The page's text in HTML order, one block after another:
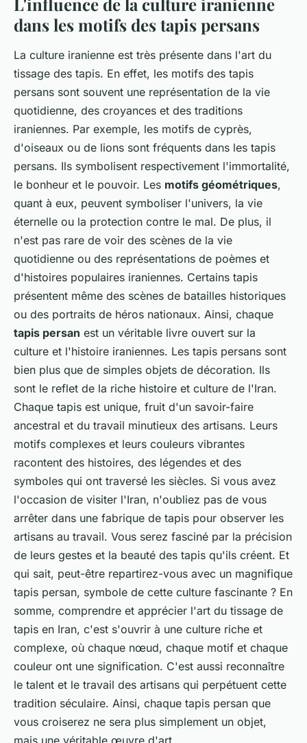
dans les motifs des tapis persans
La culture iranienne est très présente dans l'art du
tissage des tapis. En effet, les motifs des tapis
persans sont souvent une représentation de la vie
quotidienne, des croyances et des traditions
iraniennes. Par exemple, les motifs de cyprès,
d'oiseaux ou de lions sont fréquents dans les tapis
persans. Ils symbolisent respectivement l'immortalité,
le bonheur et le pouvoir. Les motifs géométriques,
quant à eux, peuvent symboliser l'univers, la vie
éternelle ou la protection contre le mal. De plus, il
n'est pas rare de voir des scènes de la vie
quotidienne ou des représentations de poèmes et
d'histoires populaires iraniennes. Certains tapis
présentent même des scènes de batailles historiques
ou des portraits de héros nationaux. Ainsi, chaque
tapis persan est un véritable livre ouvert sur la
culture et l'histoire iraniennes. Les tapis persans sont
bien plus que de simples objets de décoration. Ils
sont le reflet de la riche histoire et culture de l'Iran.
Chaque tapis est unique, fruit d'un savoir-faire
ancestral et du travail minutieux des artisans. Leurs
motifs complexes et leurs couleurs vibrantes
racontent des histoires, des légendes et des
symboles qui ont traversé les siècles. Si vous avez
l'occasion de visiter l'Iran, n'oubliez pas de vous
arrêter dans une fabrique de tapis pour observer les
artisans au travail. Vous serez fasciné par la précision
de leurs gestes et la beauté des tapis qu'ils créent. Et
qui sait, peut-être repartirez-vous avec un magnifique
tapis persan, symbole de cette culture fascinante ? En
somme, comprendre et apprécier l'art du tissage de
tapis en Iran, c'est s'ouvrir à une culture riche et
complexe, où chaque nœud, chaque motif et chaque
couleur ont une signification. C'est aussi reconnaître
le talent et le travail des artisans qui perpétuent cette
tradition séculaire. Ainsi, chaque tapis persan que
vous croiserez ne sera plus simplement un objet,
mais une véritable œuvre d'art.